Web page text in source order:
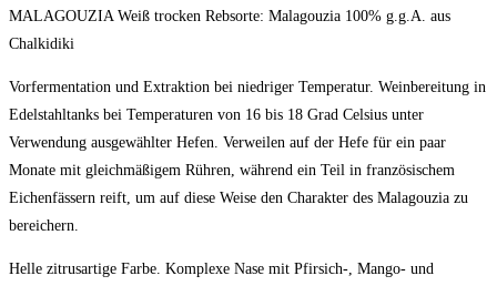
MALAGOUZIA Weiß trocken Rebsorte: Malagouzia 100% g.g.A. aus
Chalkidiki
Vorfermentation und Extraktion bei niedriger Temperatur. Weinbereitung in
Edelstahltanks bei Temperaturen von 16 bis 18 Grad Celsius unter
Verwendung ausgewählter Hefen. Verweilen auf der Hefe für ein paar
Monate mit gleichmäßigem Rühren, während ein Teil in französischem
Eichenfässern reift, um auf diese Weise den Charakter des Malagouzia zu
bereichern.
Helle zitrusartige Farbe. Komplexe Nase mit Pfirsich-, Mango- und